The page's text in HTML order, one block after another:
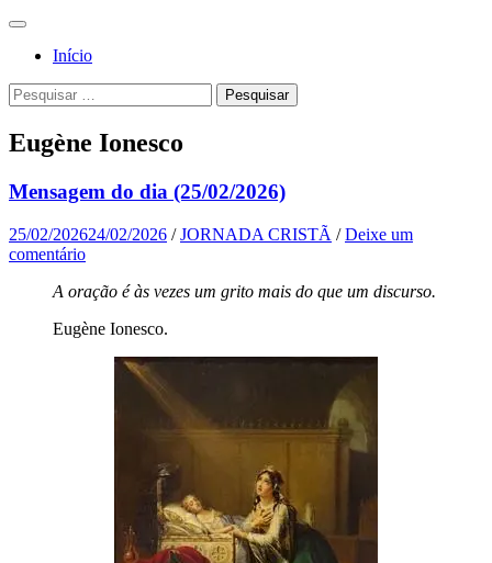
Jornada
Cristã
Para a
Deus, em
comunhão
com a
Santa
Igreja
Católica
Apostólica
Menu
Início
Pesquisa
Pesquisar
por:
Eugène Ionesco
Mensagem do dia (25/02/2026)
25/02/202624/02/2026 /JORNADA CRISTÃ /Deixe um
comentário
A oração é às vezes um grito mais do que um discurso.
Eugène Ionesco.